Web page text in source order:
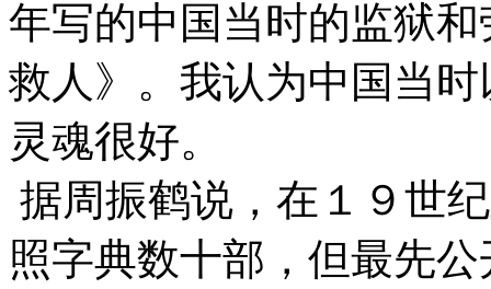
年写的中国当时的监狱
救人》。我认为中国当
灵魂很好。
据周振鹤说，在１９世
照字典数十部，但最先